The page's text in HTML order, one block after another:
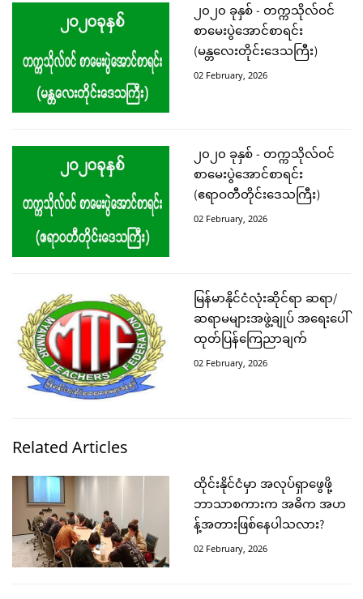
၂၀၂၀ ခုနှစ် - တက္ကသိုလ်ဝင်
စာမေးပွဲအောင်စာရင်း
(မန္တလေးတိုင်းဒေသကြီး)
02 February, 2026
၂၀၂၀ ခုနှစ် - တက္ကသိုလ်ဝင်
စာမေးပွဲအောင်စာရင်း
(ဧရာဝတီတိုင်းဒေသကြီး)
02 February, 2026
မြန်မာနိုင်ငံလုံးဆိုင်ရာ ဆရာ/
ဆရာမများအဖွဲ့ချုပ် အရေးပေါ်
ထုတ်ပြန်ကြေညာချက်
02 February, 2026
Related Articles
ထိုင်းနိုင်ငံမှာ အလုပ်ရှာဖွေဖို့
ဘာသာစကားက အဓိက အဟ
န့်အတားဖြစ်နေပါသလား?
02 February, 2026